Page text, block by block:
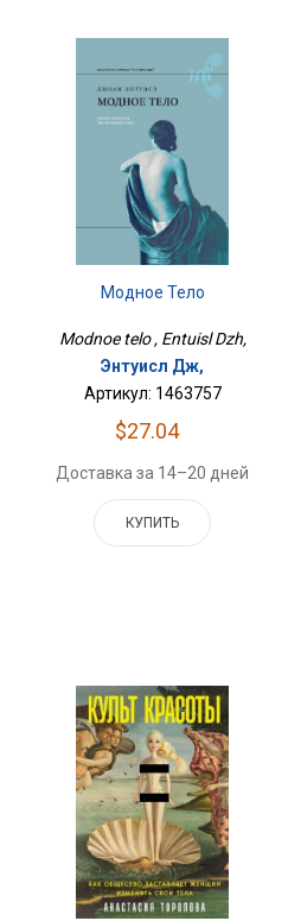
Модное Тело
Modnoe telo , Entuisl Dzh,
Энтуисл Дж,
Артикул: 1463757
$27.04
Доставка за 14–20 дней
КУПИТЬ